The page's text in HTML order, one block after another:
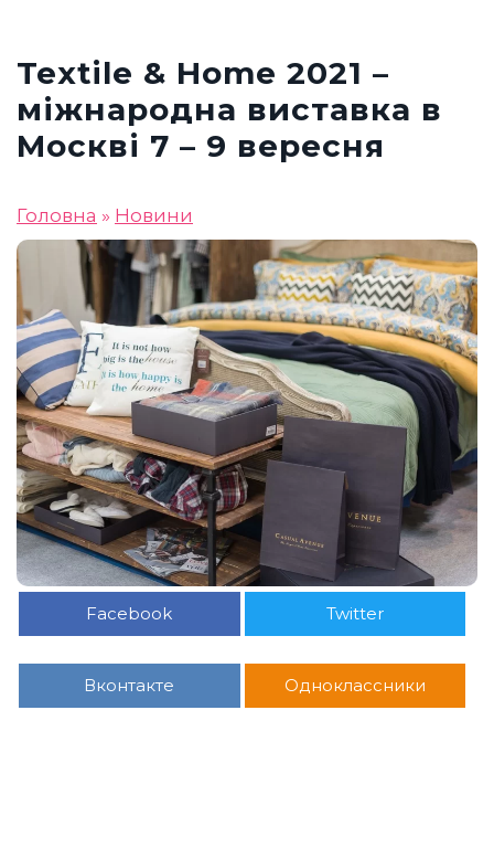
Textile & Home 2021 –
міжнародна виставка в
Москві 7 – 9 вересня
Головна » Новини
Facebook Twitter
Вконтакте Одноклассники